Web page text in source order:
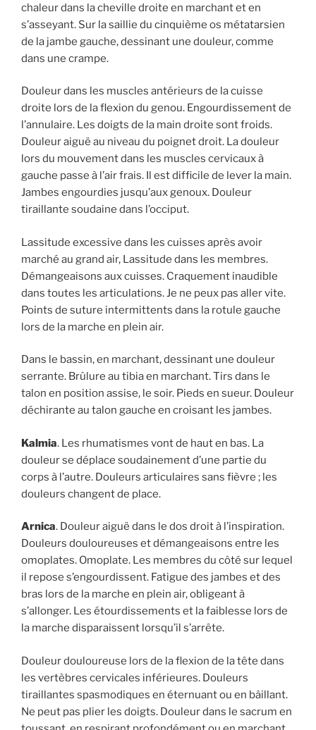
chaleur dans la cheville droite en marchant et en
s’asseyant. Sur la saillie du cinquième os métatarsien
de la jambe gauche, dessinant une douleur, comme
dans une crampe.
Douleur dans les muscles antérieurs de la cuisse
droite lors de la flexion du genou. Engourdissement de
l’annulaire. Les doigts de la main droite sont froids.
Douleur aiguë au niveau du poignet droit. La douleur
lors du mouvement dans les muscles cervicaux à
gauche passe à l’air frais. Il est difficile de lever la main.
Jambes engourdies jusqu’aux genoux. Douleur
tiraillante soudaine dans l’occiput.
Lassitude excessive dans les cuisses après avoir
marché au grand air, Lassitude dans les membres.
Démangeaisons aux cuisses. Craquement inaudible
dans toutes les articulations. Je ne peux pas aller vite.
Points de suture intermittents dans la rotule gauche
lors de la marche en plein air.
Dans le bassin, en marchant, dessinant une douleur
serrante. Brûlure au tibia en marchant. Tirs dans le
talon en position assise, le soir. Pieds en sueur. Douleur
déchirante au talon gauche en croisant les jambes.
Kalmia. Les rhumatismes vont de haut en bas. La
douleur se déplace soudainement d’une partie du
corps à l’autre. Douleurs articulaires sans fièvre ; les
douleurs changent de place.
Arnica. Douleur aiguë dans le dos droit à l’inspiration.
Douleurs douloureuses et démangeaisons entre les
omoplates. Omoplate. Les membres du côté sur lequel
il repose s’engourdissent. Fatigue des jambes et des
bras lors de la marche en plein air, obligeant à
s’allonger. Les étourdissements et la faiblesse lors de
la marche disparaissent lorsqu’il s’arrête.
Douleur douloureuse lors de la flexion de la tête dans
les vertèbres cervicales inférieures. Douleurs
tiraillantes spasmodiques en éternuant ou en bâillant.
Ne peut pas plier les doigts. Douleur dans le sacrum en